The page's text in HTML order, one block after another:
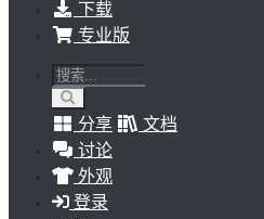
下载
专业版
分享
文档
讨论
外观
登录